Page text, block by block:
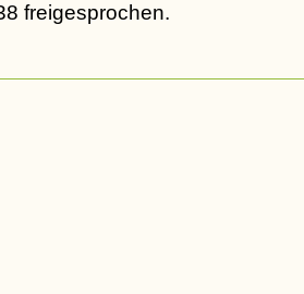
freigesprochen.